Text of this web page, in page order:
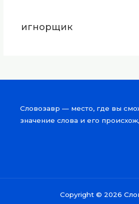
игнорщик
Словозавр — место, где вы
значение слова и его
Copyright © 2026